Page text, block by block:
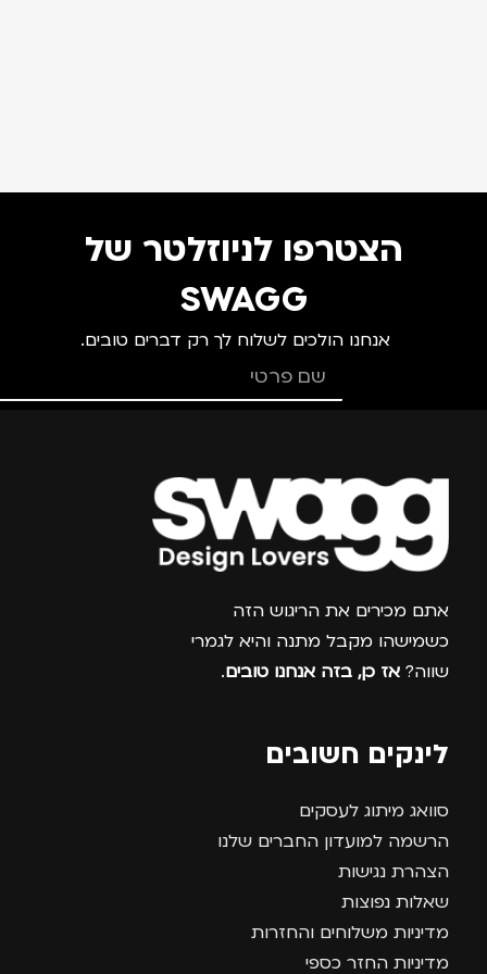
הצטרפו לניוזלטר של
SWAGG
אנחנו הולכים לשלוח לך רק דברים טובים.
צרפו אותי למועדון
אתם מכירים את הריגוש הזה
כשמישהו מקבל מתנה והיא לגמרי
שווה? אז כן, בזה אנחנו טובים.
לינקים חשובים
סוואג מיתוג לעסקים
הרשמה למועדון החברים שלנו
הצהרת נגישות
שאלות נפוצות
מדיניות משלוחים והחזרות
מדיניות החזר כספי